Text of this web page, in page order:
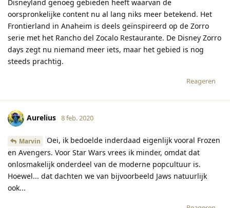
Disneyland genoeg gebieden heeft waarvan de
oorspronkelijke content nu al lang niks meer betekend. Het
Frontierland in Anaheim is deels geïnspireerd op de Zorro
serie met het Rancho del Zocalo Restaurante. De Disney Zorro
days zegt nu niemand meer iets, maar het gebied is nog
steeds prachtig.
Reageren
Aurelius 8 feb. 2020
Marvin
Oei, ik bedoelde inderdaad eigenlijk vooral Frozen
en Avengers. Voor Star Wars vrees ik minder, omdat dat
onlosmakelijk onderdeel van de moderne popcultuur is.
Hoewel... dat dachten we van bijvoorbeeld Jaws natuurlijk
ook...